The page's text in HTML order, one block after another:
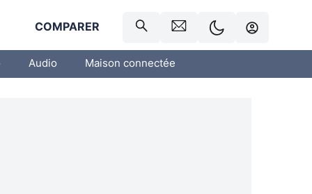
COMPARER
Audio Maison connectée